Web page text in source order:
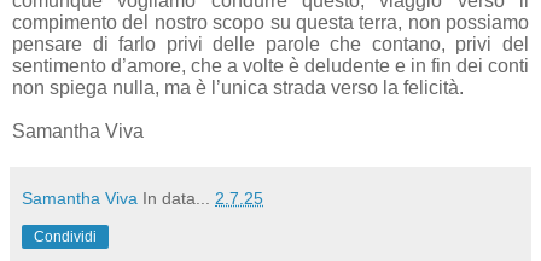
compimento del nostro scopo su questa terra, non possiamo
pensare di farlo privi delle parole che contano, privi del
sentimento d’amore, che a volte è deludente e in fin dei conti
non spiega nulla, ma è l’unica strada verso la felicità.
Samantha Viva
Samantha Viva In data... 2.7.25
Condividi